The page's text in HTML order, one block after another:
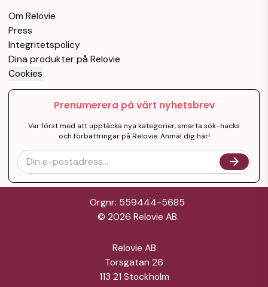
Om Relovie
Press
Integritetspolicy
Dina produkter på Relovie
Cookies
Prenumerera på vårt nyhetsbrev
Var först med att upptäcka nya kategorier, smarta sök-hacks
och förbättringar på Relovie. Anmäl dig här!
Orgnr: 559444-5685
© 2026 Relovie AB.
Relovie AB
Torsgatan 26
113 21 Stockholm